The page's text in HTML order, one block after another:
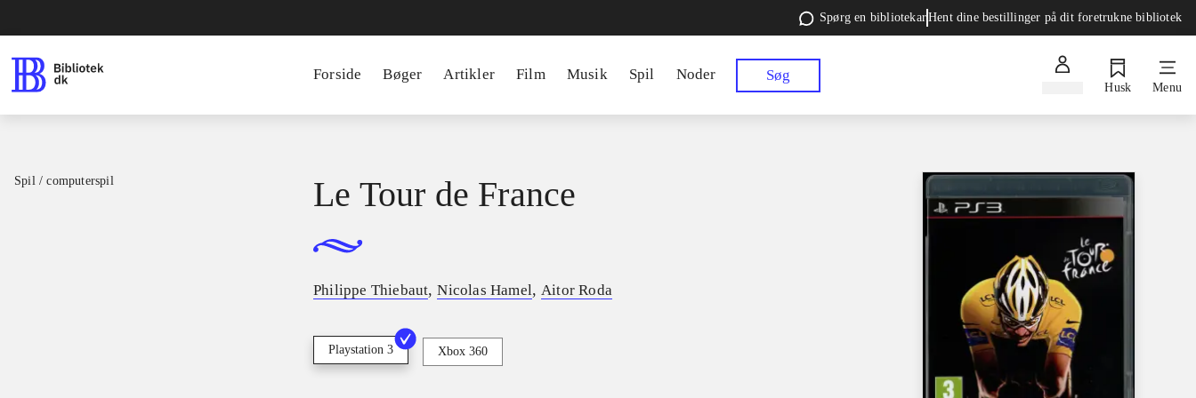
Spørg en bibliotekarHent dine bestillinger på dit foretrukne bibliotek
Forside Bøger Artikler Film Musik Spil Noder Søg
Husk Menu
Spil / computerspil Le Tour de France
Philippe Thiebaut,Nicolas Hamel,Aitor Roda
Playstation 3 Xbox 360